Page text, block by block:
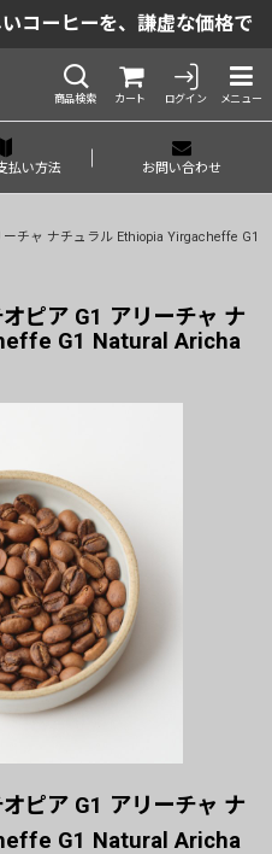
コーヒーを、謙虚な価格で
商品検索 カート ログイン メニュー
払い方法 お問い合わせ
ーチャ ナチュラル Ethiopia Yirgacheffe G1
ピア G1 アリーチャ ナ
G1 Natural Aricha
ピア G1 アリーチャ ナ
G1 Natural Aricha